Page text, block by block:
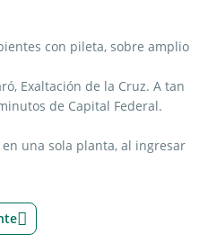
con pileta, sobre amplio
Exaltación de la Cruz. A tan
de Capital Federal.
una sola planta, al ingresar
con dos aires acondicionados
una barra desayunador
bajo mesada y alacenas,